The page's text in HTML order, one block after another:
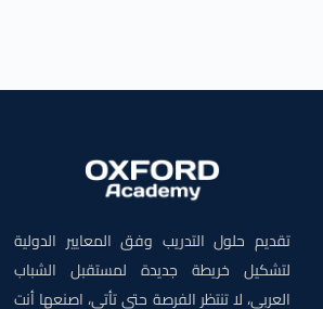
تقديم حلول التدريب وفق المعايير الدولية
لتشكيل خريطة جديدة لمستقبل الشباب
العربي، لا تنتظر الفرصة حتى تأتي، اصنعها أنت